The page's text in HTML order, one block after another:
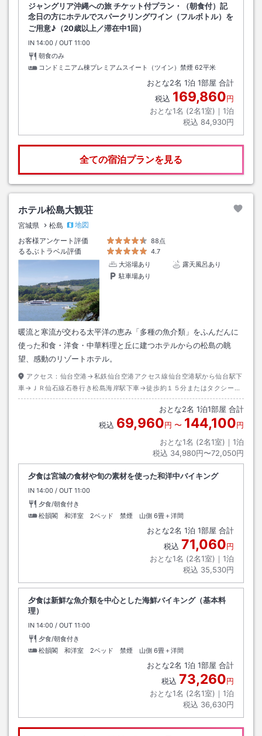
ジャングリア沖縄への旅 チケット付プラン・（朝食付）記
念日の方にホテルでスパークリングワイン（フルボトル）を
ご用意♪（20歳以上／滞在中1回）
IN チェックイン
14:00 / OUT チェックアウト
11:00
朝食のみ
コンドミニアム棟プレミアムスイート（ツイン）禁煙 62平米
おとな2名 1泊 1部屋 合計
税込 169,860円
おとな1名 (2名1室)｜ 1泊
税込 84,930円
全ての宿泊プランを見る
ホテル松島大観荘
宮城県 松島
地図
お客様アンケート評価
88点
るるぶトラベル評価
4.7
大浴場あり
露天風呂あり
駐車場あり
暖流と寒流が交わる太平洋の恵み「多種の魚介類」をふんだんに
使った和食・洋食・中華料理と丘に建つホテルからの松島の眺
望、感動のリゾートホテル。
アクセス： 仙台空港→私鉄仙台空港アクセス線仙台空港駅から仙台駅下
車→ＪＲ仙石線石巻行き松島海岸駅下車→徒歩約１５分またはタクシー約
３分
おとな2名 1泊1部屋 合計
税込 69,960円 〜 144,100円
おとな1名 (2名1室)｜ 1泊
税込 34,980円〜72,050円
夕食は宮城の食材や旬の素材を使った和洋中バイキング
IN チェックイン
14:00 / OUT チェックアウト
11:00
夕食/朝食付き
松韻閣 和洋室 2ベッド 禁煙 山側 6畳＋洋間
おとな2名 1泊 1部屋 合計
税込 71,060円
おとな1名 (2名1室)｜ 1泊
税込 35,530円
夕食は新鮮な魚介類を中心とした海鮮バイキング（基本料
理）
IN チェックイン
14:00 / OUT チェックアウト
11:00
夕食/朝食付き
松韻閣 和洋室 2ベッド 禁煙 山側 6畳＋洋間
おとな2名 1泊 1部屋 合計
税込 73,260円
おとな1名 (2名1室)｜ 1泊
税込 36,630円